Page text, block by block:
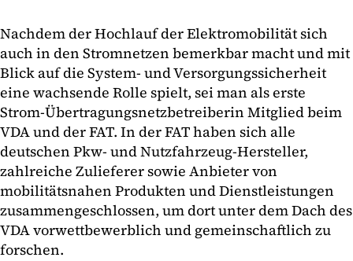
Nachdem der Hochlauf der Elektromobilität sich
auch in den Stromnetzen bemerkbar macht und mit
Blick auf die System- und Versorgungssicherheit
eine wachsende Rolle spielt, sei man als erste
Strom-Übertragungsnetzbetreiberin Mitglied beim
VDA und der FAT. In der FAT haben sich alle
deutschen Pkw- und Nutzfahrzeug-Hersteller,
zahlreiche Zulieferer sowie Anbieter von
mobilitätsnahen Produkten und Dienstleistungen
zusammengeschlossen, um dort unter dem Dach des
VDA vorwettbewerblich und gemeinschaftlich zu
forschen.